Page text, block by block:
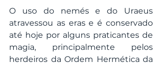
O uso do nemés e do Uraeus
atravessou as eras e é conservado
até hoje por alguns praticantes de
magia, principalmente pelos
herdeiros da Ordem Hermética da